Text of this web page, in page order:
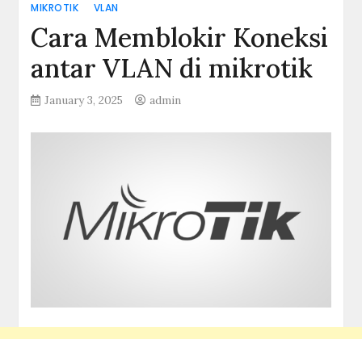
MIKROTIK VLAN
Cara Memblokir Koneksi
antar VLAN di mikrotik
January 3, 2025 admin